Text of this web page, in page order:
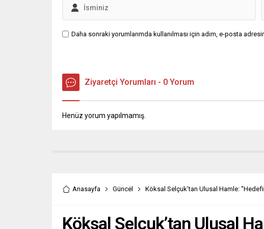
Daha sonraki yorumlarımda kullanılması için adım, e-posta
Ziyaretçi Yorumları - 0 Yorum
Henüz yorum yapılmamış.
Anasayfa Güncel Köksal Selçuk’tan Ulusal Hamle:
Köksal Selçuk’tan Ulusal